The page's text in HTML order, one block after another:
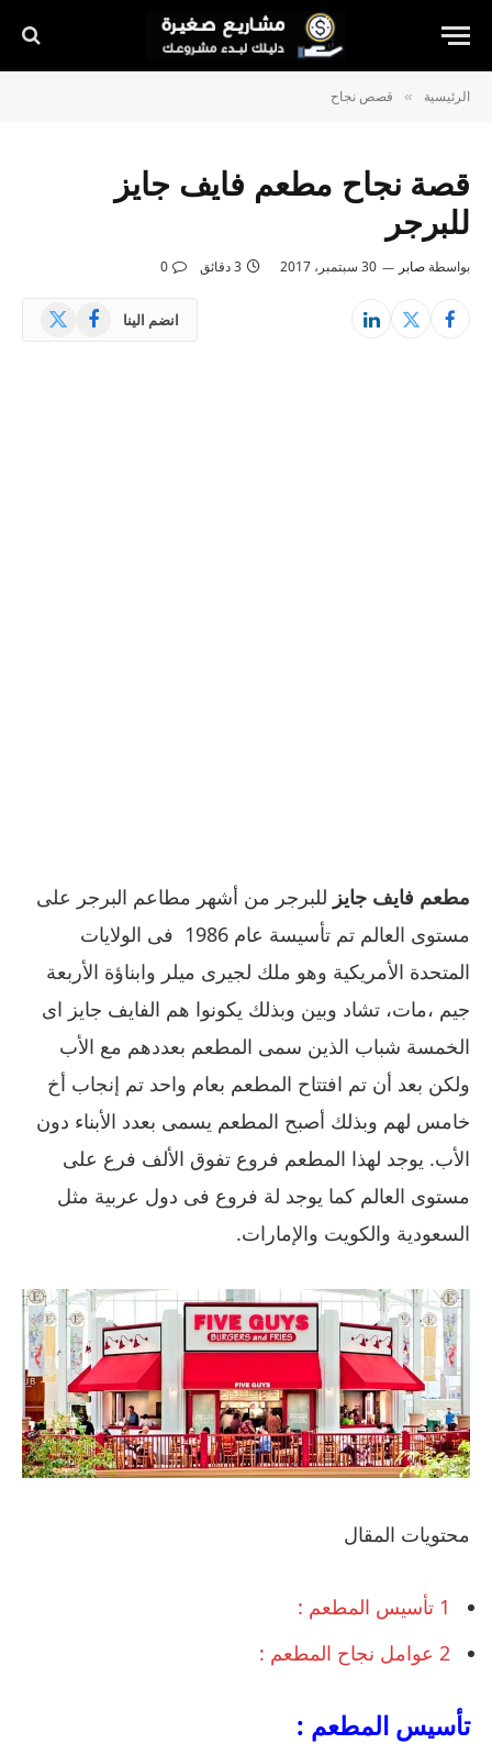
الرئيسية » قصص نجاح
قصة نجاح مطعم فايف جايز
للبرجر
بواسطة صابر 30 سبتمبر، 2017 3 دقائق 0
انضم الينا فيسبوك
مطعم فايف جايز للبرجر من أشهر مطاعم البرجر على
مستوى العالم تم تأسيسة عام
فى الولايات
المتحدة الأمريكية وهو ملك لجيرى ميلر وابناؤة الأربعة
جيم ،مات، تشاد وبين وبذلك يكونوا هم الفايف جايز اى
الخمسة شباب الذين سمى المطعم بعددهم مع الأب
ولكن بعد أن تم افتتاح المطعم بعام واحد تم إنجاب أخ
خامس لهم وبذلك أصبح المطعم يسمى بعدد الأبناء دون
الأب. يوجد لهذا المطعم فروع تفوق الألف فرع على
مستوى العالم كما يوجد لة فروع فى دول عربية مثل
السعودية والكويت والإمارات.
محتويات المقال
1 تأسيس المطعم :
2 عوامل نجاح المطعم :
تأسيس المطعم :